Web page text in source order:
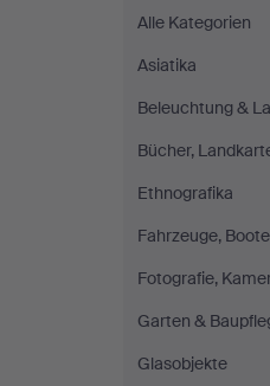
Objekte
bei
Auktioner
Alle Kategorien
Asiatika
Beleuchtung &
Bücher,
Ethnografika
Fahrzeuge,
Fotografie,
Garten &
Glasobjekte